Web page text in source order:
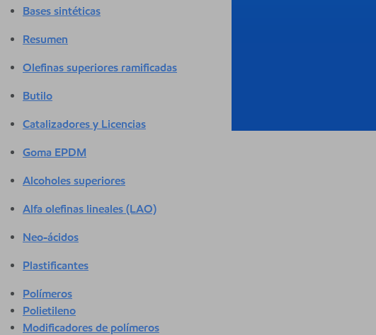
Bases sintéticas
Resumen
Olefinas superiores ramificadas
Butilo
Catalizadores y Licencias
Goma EPDM
Alcoholes superiores
Alfa olefinas lineales (LAO)
Neo-ácidos
Plastificantes
Polímeros
Polietileno
Modificadores de polímeros